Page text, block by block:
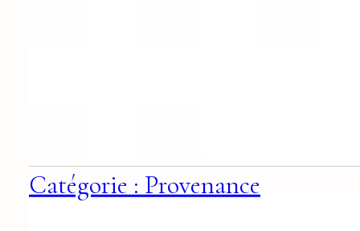
Catégorie : Provenance